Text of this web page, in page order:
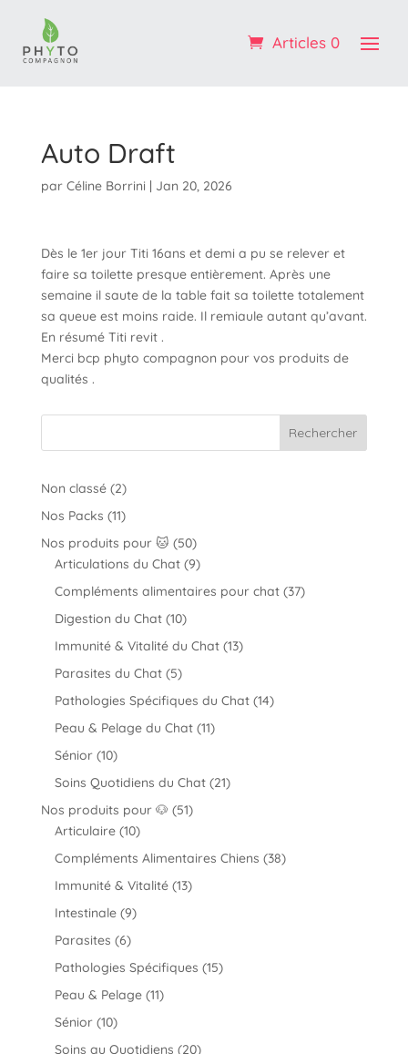
Articles 0
Auto Draft
par Céline Borrini | Jan 20, 2026
Dès le 1er jour Titi 16ans et demi a pu se relever et
faire sa toilette presque entièrement. Après une
semaine il saute de la table fait sa toilette totalement
sa queue est moins raide. Il remiaule autant qu’avant.
En résumé Titi revit .
Merci bcp phyto compagnon pour vos produits de
qualités .
Rechercher
Non classé 22
produits
Nos Packs 1111
produits
Nos produits pour 🐱 5050
produits
Articulations du Chat 99
produits
Compléments alimentaires pour chat 3737
Digestion du Chat 1010
produits
Immunité & Vitalité du Chat 1313
Parasites du Chat 55
produits
Pathologies Spécifiques du Chat 1414
Peau & Pelage du Chat 1111
Sénior 1010
produits
Soins Quotidiens du Chat 2121
Nos produits pour 🐶 5151
Articulaire 1010
produits
Compléments Alimentaires Chiens 3838
Immunité & Vitalité 1313
Intestinale 99
Parasites 66
produits
Pathologies Spécifiques 1515
Peau & Pelage 1111
Sénior 1010
produits
Soins au Quotidiens 2020
Profitez de -10% sur votre 1ère commande : code